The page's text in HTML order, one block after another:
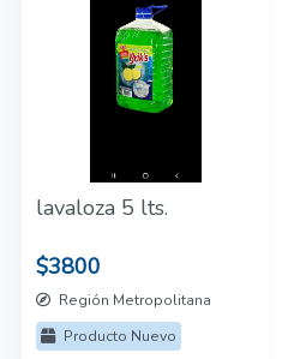
lavaloza 5 lts.
$3800
Región Metropolitana
Producto Nuevo